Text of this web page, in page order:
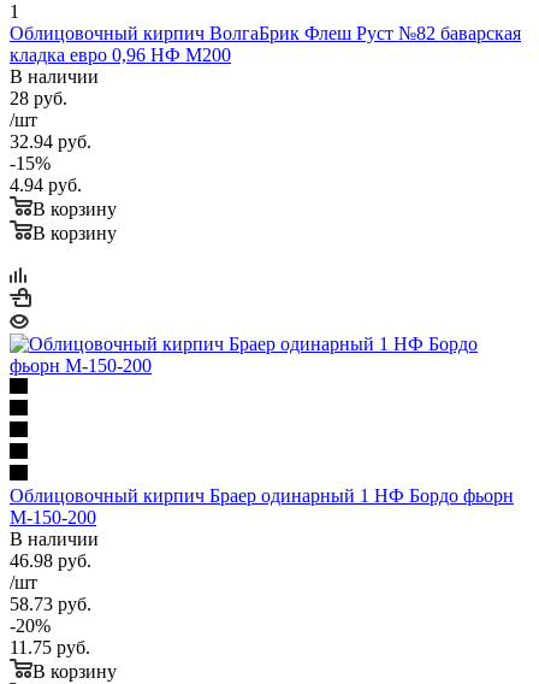
1
Облицовочный кирпич ВолгаБрик Флеш Руст №82 баварская
кладка евро 0,96 НФ М200
В наличии
28 руб.
/шт
32.94 руб.
-15%
4.94 руб.
В корзину
В корзину
Облицовочный кирпич Браер одинарный 1 НФ Бордо фьорн
М-150-200
В наличии
46.98 руб.
/шт
58.73 руб.
-20%
11.75 руб.
В корзину